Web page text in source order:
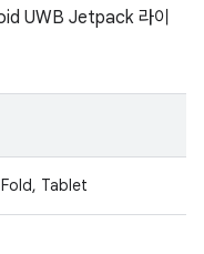
UWB Jetpack 라이
Tablet